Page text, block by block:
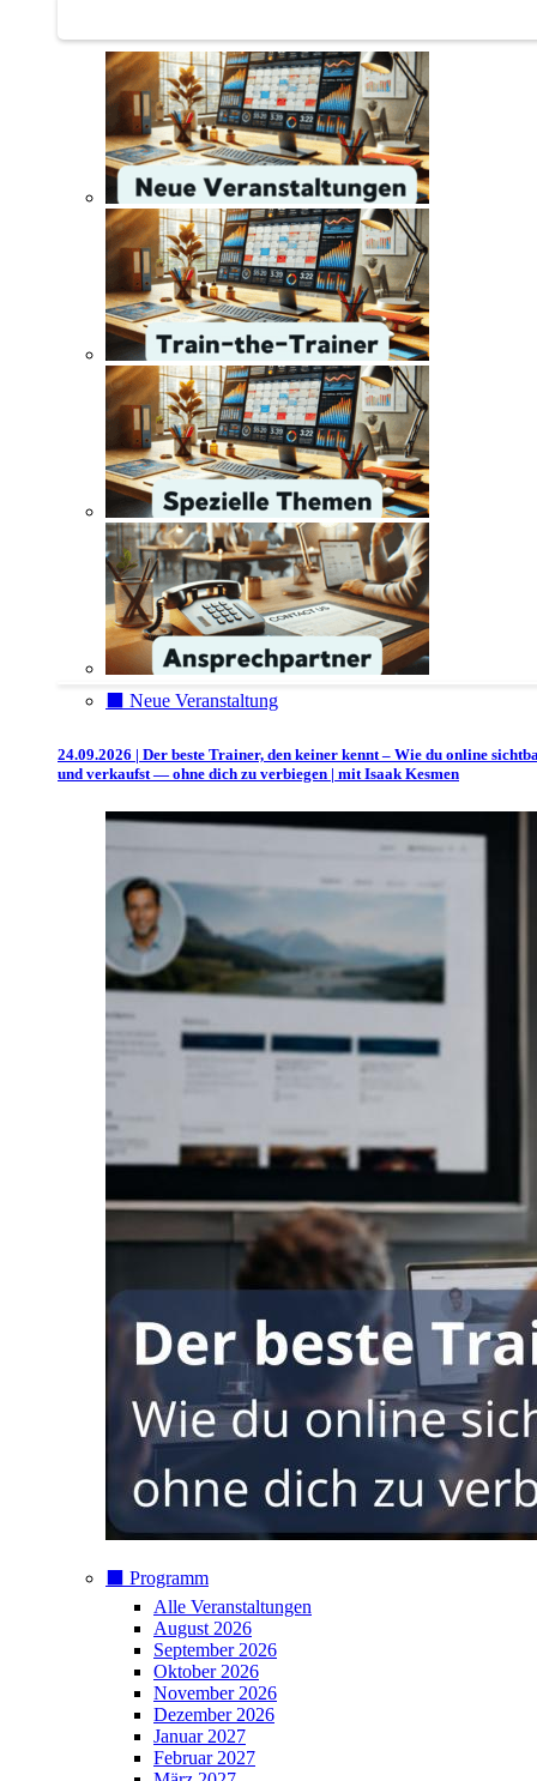
⬛️ Neue Veranstaltung
24.09.2026 | Der beste Trainer, den keiner kennt – Wie du online
und verkaufst — ohne dich zu verbiegen | mit Isaak Kesmen
⬛️ Programm
Alle Veranstaltungen
August 2026
September 2026
Oktober 2026
November 2026
Dezember 2026
Januar 2027
Februar 2027